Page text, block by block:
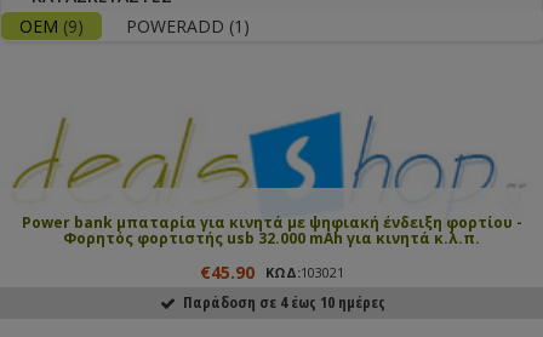
OEM (9) POWERADD (1)
Power bank μπαταρία για κινητά με ψηφιακή ένδειξη φορτίου -
Φορητός φορτιστής usb 32.000 mAh για κινητά κ.λ.π.
€45.90 ΚΩΔ:103021
Παράδοση σε 4 έως 10 ημέρες